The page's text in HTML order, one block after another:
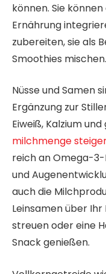
können. Sie
Ernährung
zubereiten, sie als
Smoothies mischen.
Nüsse und Samen
Ergänzung zur
Eiweiß, Kalzium
milchmenge
reich an Omega-
und
auch die
Leinsamen über
streuen oder eine
Snack genießen.